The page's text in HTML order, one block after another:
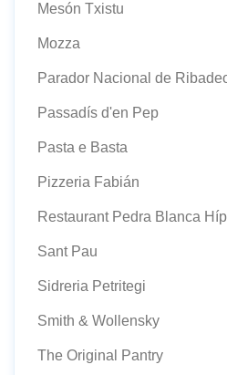
Mesón Txistu
Mozza
Parador Nacional de
Passadís d'en Pep
Pasta e Basta
Pizzeria Fabián
Restaurant Pedra Blanca
Sant Pau
Sidreria Petritegi
Smith & Wollensky
The Original Pantry